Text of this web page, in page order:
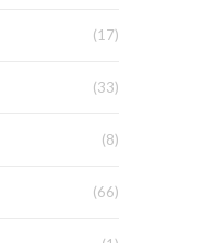
(17)
(33)
(8)
(66)